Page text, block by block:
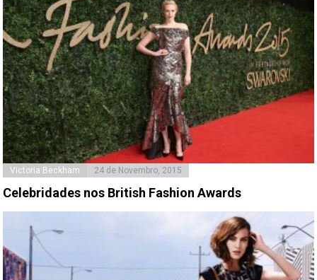
Victoria Beckham 24 de Novembro, 2015
Celebridades nos British Fashion Awards